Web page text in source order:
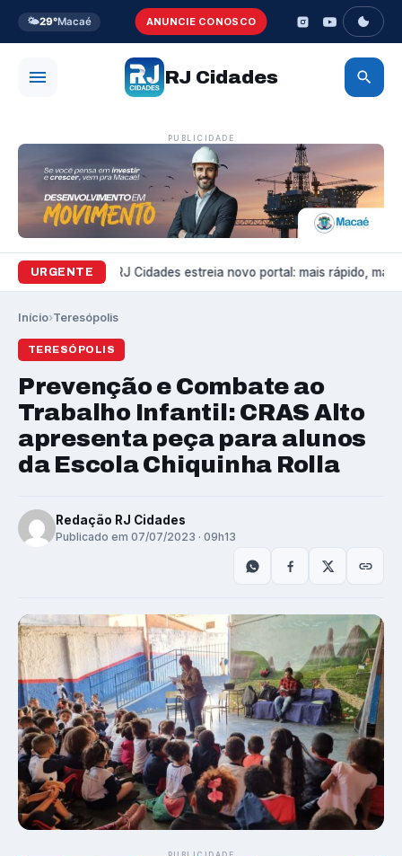
🌤️29°Macaé ANUNCIE CONOSCO
RJ Cidades
PUBLICIDADE
URGENTE
Variedades RJ Cidades estreia novo portal: mais rápido, mais
Início›Teresópolis
TERESÓPOLIS
Prevenção e Combate ao
Trabalho Infantil: CRAS Alto
apresenta peça para alunos
da Escola Chiquinha Rolla
Redação RJ Cidades
Publicado em 07/07/2023 · 09h13